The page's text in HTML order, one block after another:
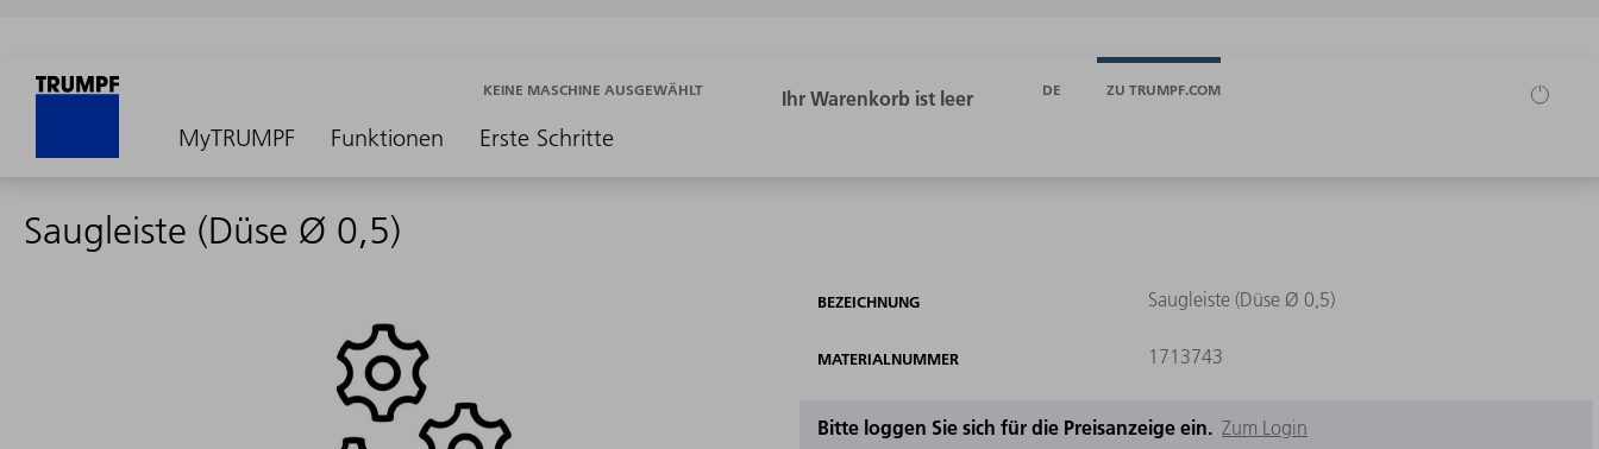
MyTRUMPF Funktionen Erste Schritte
KEINE MASCHINE AUSGEWÄHLT DE ZU TRUMPF.COM
Saugleiste (Düse Ø 0,5)
BEZEICHNUNG Saugleiste (Düse Ø 0,5)
MATERIALNUMMER 1713743
Bitte loggen Sie sich für die Preisanzeige ein. Zum Login